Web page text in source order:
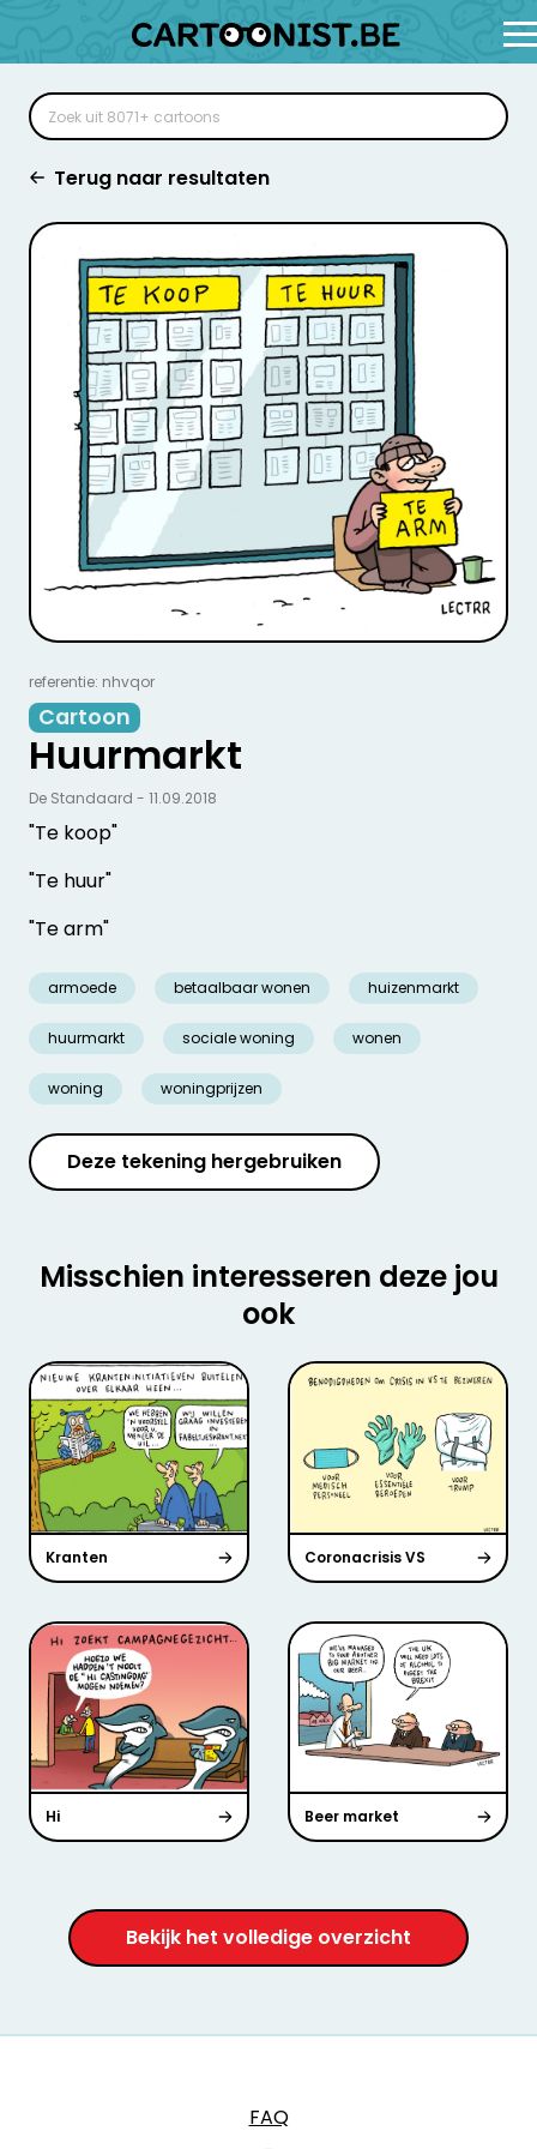
Terug naar resultaten
referentie: nhvqor
Cartoon
Huurmarkt
"Te koop"
"Te huur"
"Te arm"
armoede betaalbaar wonen huizenmarkt
huurmarkt sociale woning wonen
woning woningprijzen
De Standaard - 11.09.2018
Deze tekening hergebruiken
Misschien interesseren deze jou
ook
Kranten Coronacrisis VS
Hi Beer market
Bekijk het volledige overzicht
FAQ